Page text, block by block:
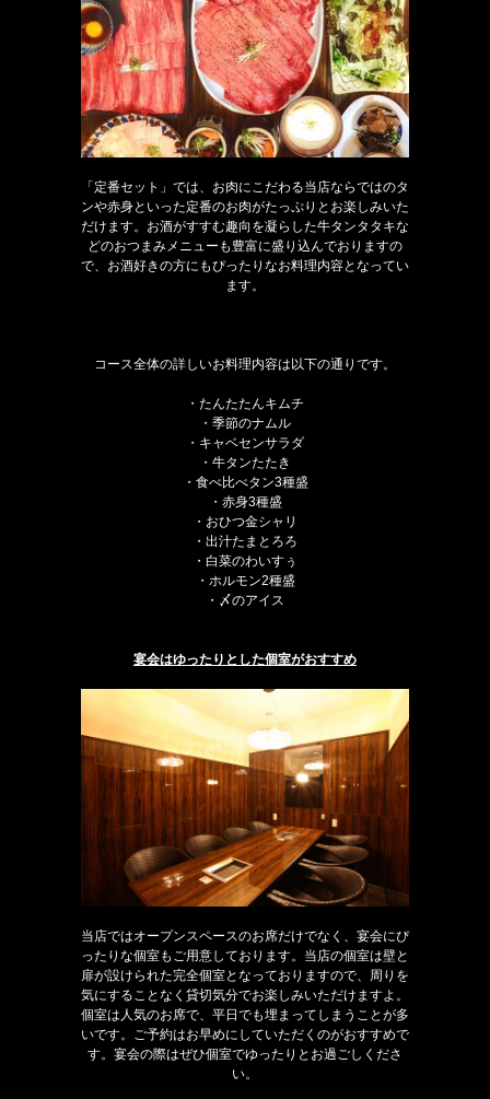
「定番セット」では、お肉にこだわる当店ならではのタ
ンや赤身といった定番のお肉がたっぷりとお楽しみいた
だけます。お酒がすすむ趣向を凝らした牛タンタタキな
どのおつまみメニューも豊富に盛り込んでおりますの
で、お酒好きの方にもぴったりなお料理内容となってい
ます。
コース全体の詳しいお料理内容は以下の通りです。
・たんたたんキムチ
・季節のナムル
・キャベセンサラダ
・牛タンたたき
・食べ比べタン3種盛
・赤身3種盛
・おひつ金シャリ
・出汁たまとろろ
・白菜のわいすぅ
・ホルモン2種盛
・〆のアイス
宴会はゆったりとした個室がおすすめ
当店ではオープンスペースのお席だけでなく、宴会にぴ
ったりな個室もご用意しております。当店の個室は壁と
扉が設けられた完全個室となっておりますので、周りを
気にすることなく貸切気分でお楽しみいただけますよ。
個室は人気のお席で、平日でも埋まってしまうことが多
いです。ご予約はお早めにしていただくのがおすすめで
す。宴会の際はぜひ個室でゆったりとお過ごしくださ
い。